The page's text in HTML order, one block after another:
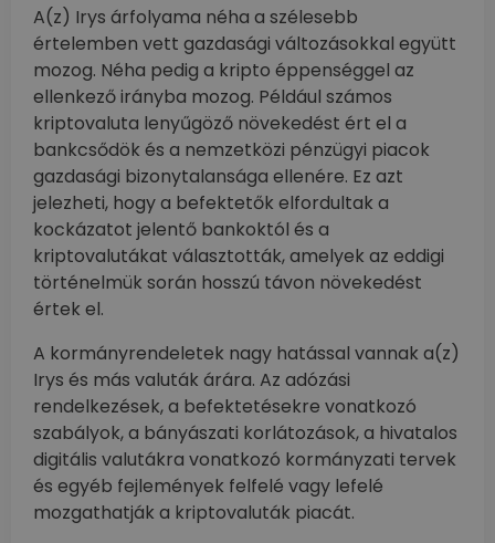
A(z) Irys árfolyama néha a szélesebb
értelemben vett gazdasági változásokkal együtt
mozog. Néha pedig a kripto éppenséggel az
ellenkező irányba mozog. Például számos
kriptovaluta lenyűgöző növekedést ért el a
bankcsődök és a nemzetközi pénzügyi piacok
gazdasági bizonytalansága ellenére. Ez azt
jelezheti, hogy a befektetők elfordultak a
kockázatot jelentő bankoktól és a
kriptovalutákat választották, amelyek az eddigi
történelmük során hosszú távon növekedést
értek el.
A kormányrendeletek nagy hatással vannak a(z)
Irys és más valuták árára. Az adózási
rendelkezések, a befektetésekre vonatkozó
szabályok, a bányászati korlátozások, a hivatalos
digitális valutákra vonatkozó kormányzati tervek
és egyéb fejlemények felfelé vagy lefelé
mozgathatják a kriptovaluták piacát.